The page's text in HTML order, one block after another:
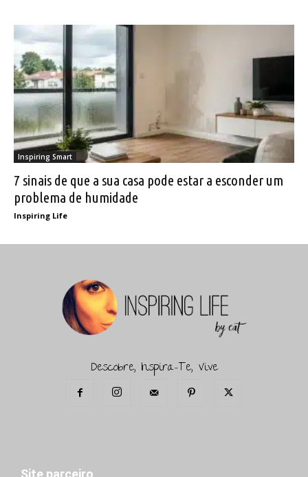
Inspiring Smart
7 sinais de que a sua casa pode estar a esconder um
problema de humidade
Inspiring Life
Descobre, Inspira-Te, Vive
Site parceiro